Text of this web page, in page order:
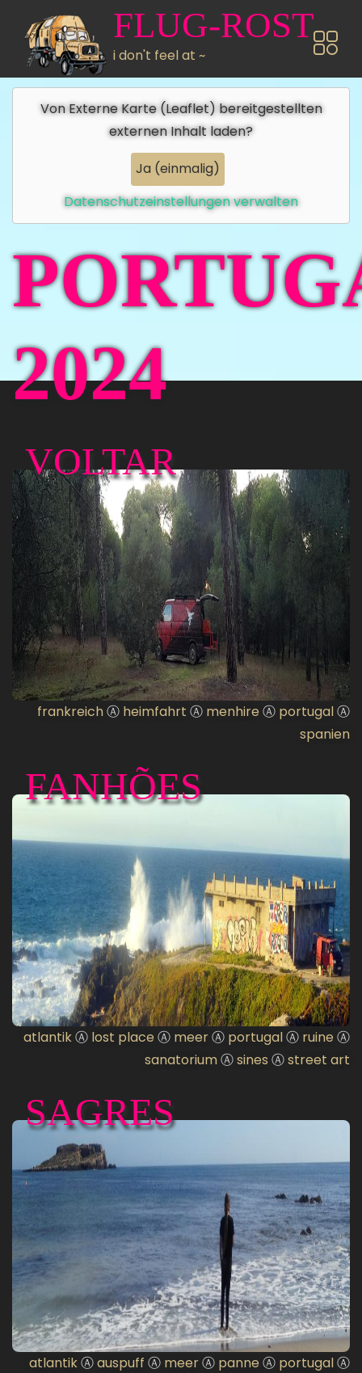
Direkt zum Inhalt FLUG-ROST
i don't feel at ~
VonExterne Karte (Leaflet)bereitgestellten
externen Inhalt laden?
Ja (einmalig)
Datenschutzeinstellungen verwalten
2024
VOLTAR
frankreichⒶ heimfahrt Ⓐ menhire Ⓐ portugalⒶ
spanien
FANHÕES
atlantikⒶ lost place Ⓐ meerⒶ portugalⒶ ruine Ⓐ
sanatoriumⒶsines Ⓐstreet art
SAGRES
atlantikⒶauspuff Ⓐ meerⒶ panne Ⓐ portugalⒶ